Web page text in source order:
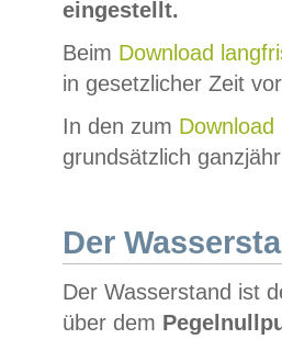
eingestellt.
Beim Download
in gesetzlicher Zeit
In den zum Download
grundsätzlich
Der
Der Wasserstand ist
über dem